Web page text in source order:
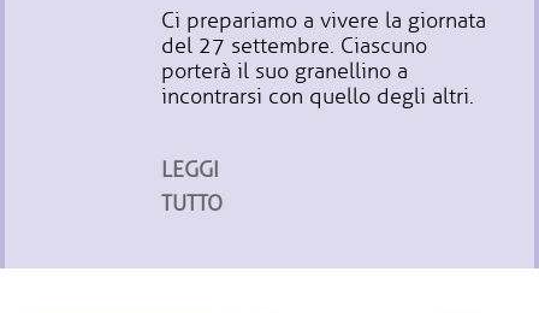
Ci prepariamo a vivere la giornata
del 27 settembre. Ciascuno
porterà il suo granellino a
incontrarsi con quello degli altri.
LEGGI
TUTTO